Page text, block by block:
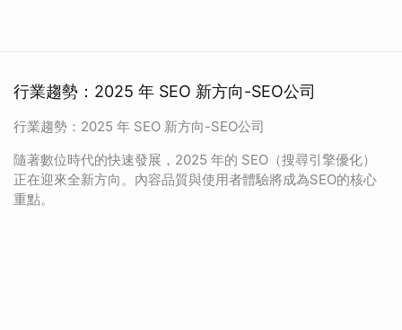
行業趨勢：2025 年 SEO 新方向-SEO公司
行業趨勢：2025 年 SEO 新方向-SEO公司
隨著數位時代的快速發展，2025 年的 SEO（搜尋引擎優化）
正在迎來全新方向。內容品質與使用者體驗將成為SEO的核心
重點。